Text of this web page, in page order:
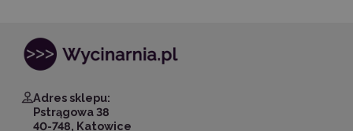
Adres sklepu:
Pstrągowa 38
40-748, Katowice